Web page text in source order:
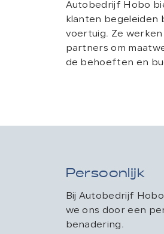
Autobedrijf Hobo
klanten begeleiden
voertuig. Ze
partners om
de behoeften en
Persoonlijk
Bij Autobedrijf
we ons door een
benadering.